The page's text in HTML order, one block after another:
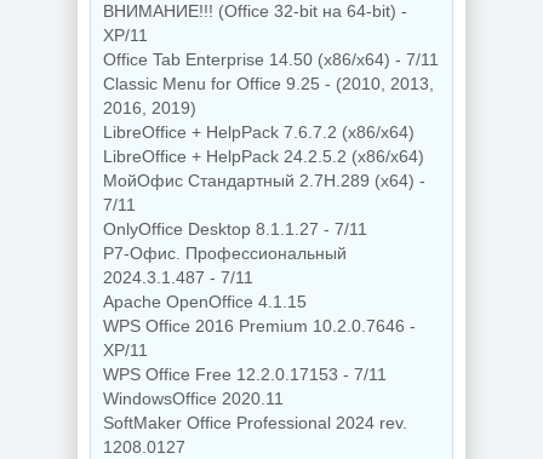
ВНИМАНИЕ!!! (Office 32-bit на 64-bit) -
XP/11
Office Tab Enterprise 14.50 (x86/x64) - 7/11
Classic Menu for Office 9.25 - (2010, 2013,
2016, 2019)
LibreOffice + HelpPack 7.6.7.2 (x86/x64)
LibreOffice + HelpPack 24.2.5.2 (x86/x64)
МойОфис Стандартный 2.7H.289 (x64) -
7/11
OnlyOffice Desktop 8.1.1.27 - 7/11
Р7-Офис. Профессиональный
2024.3.1.487 - 7/11
Apache OpenOffice 4.1.15
WPS Office 2016 Premium 10.2.0.7646 -
XP/11
WPS Office Free 12.2.0.17153 - 7/11
WindowsOffice 2020.11
SoftMaker Office Professional 2024 rev.
1208.0127